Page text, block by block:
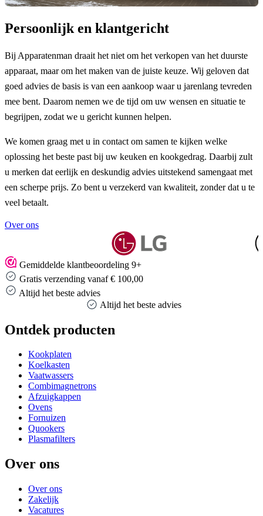
Persoonlijk en klantgericht
Bij Apparatenman draait het niet om het verkopen van het duurste
apparaat, maar om het maken van de juiste keuze. Wij geloven dat
goed advies de basis is van een aankoop waar u jarenlang tevreden
mee bent. Daarom nemen we de tijd om uw wensen en situatie te
begrijpen, zodat we u gericht kunnen helpen.
We komen graag met u in contact om samen te kijken welke
oplossing het beste past bij uw keuken en kookgedrag. Daarbij zult
u merken dat eerlijk en deskundig advies uitstekend samengaat met
een scherpe prijs. Zo bent u verzekerd van kwaliteit, zonder dat u te
veel betaalt.
Over ons
Gemiddelde klantbeoordeling 9+
Gratis verzending vanaf € 100,00
Altijd het beste advies
Altijd het beste advies
Ontdek producten
Kookplaten
Koelkasten
Vaatwassers
Combimagnetrons
Afzuigkappen
Ovens
Fornuizen
Quookers
Plasmafilters
Over ons
Over ons
Zakelijk
Vacatures